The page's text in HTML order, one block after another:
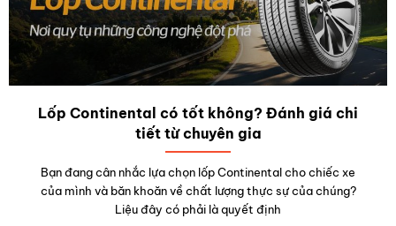
Lốp Continental có tốt không? Đánh giá chi
tiết từ chuyên gia
Bạn đang cân nhắc lựa chọn lốp Continental cho chiếc xe
của mình và băn khoăn về chất lượng thực sự của chúng?
Liệu đây có phải là quyết định